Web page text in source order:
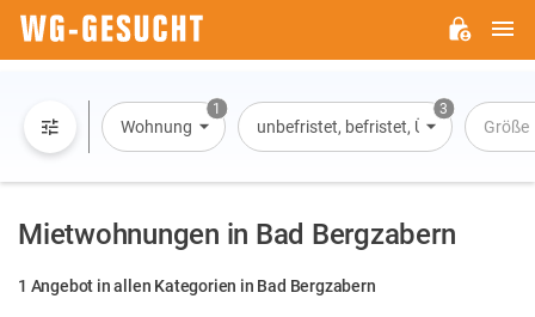
1
Wohnung
3
unbefristet, befristet, Übernachtung
Größe
Mietwohnungen in Bad Bergzabern
1 Angebot in allen Kategorien in Bad Bergzabern